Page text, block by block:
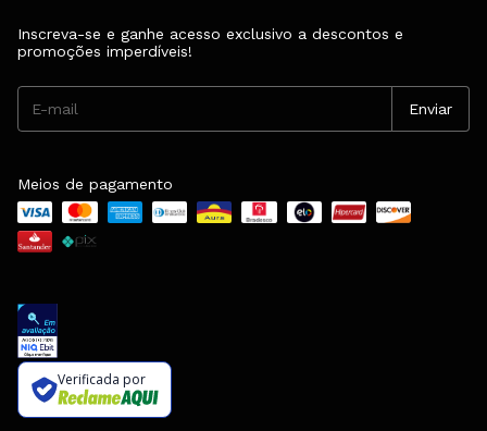
Inscreva-se e ganhe acesso exclusivo a descontos e
promoções imperdíveis!
Meios de pagamento
Verificada por